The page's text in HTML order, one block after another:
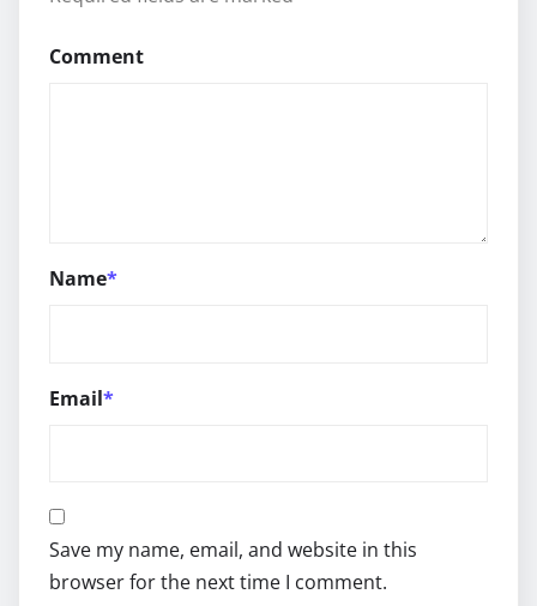
Comment
Name*
Email*
Save my name, email, and website in this
browser for the next time I comment.